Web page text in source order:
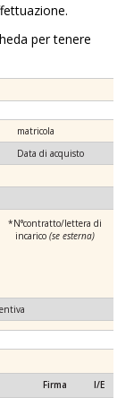
per tenere
matricola
Data di acquisto
*N°contratto/lettera di
incarico(se esterna)
Firma I/E